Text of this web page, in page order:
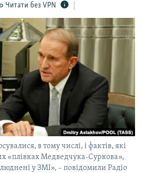
КРИМУ
Читати без VPN
в тому числі, і фактів, які
«плівках Медведчука-Суркова»,
у ЗМІ», – повідомили Радіо